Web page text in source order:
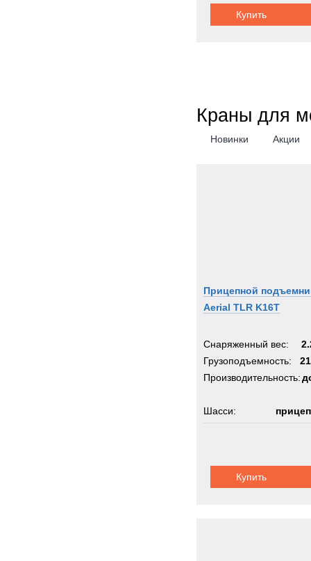
Купить
Краны для
Новинки Акции
Прицепной
Aerial TLR K16T
Снаряженный вес:
Грузоподъемность:
Производительность:
Шасси:
Купить